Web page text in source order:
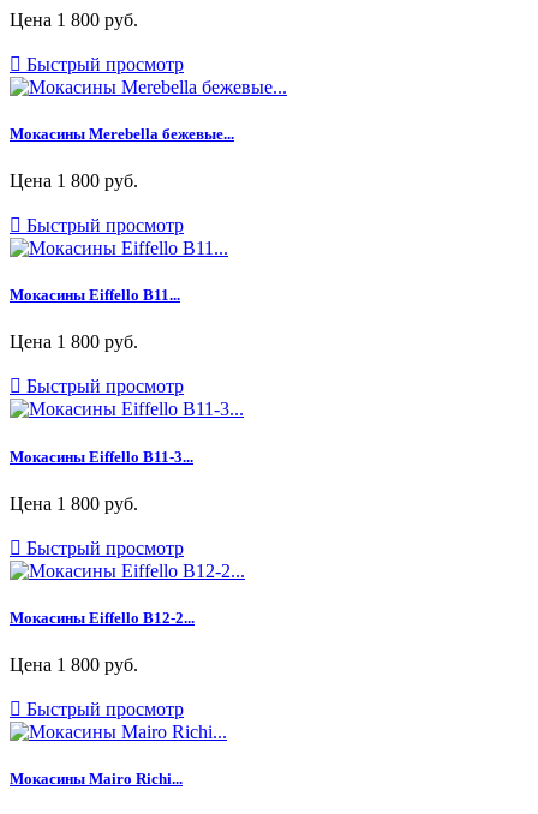
Цена 1 800 руб.
 Быстрый просмотр
Мокасины Merebella бежевые...
Цена 1 800 руб.
 Быстрый просмотр
Мокасины Eiffello B11...
Цена 1 800 руб.
 Быстрый просмотр
Мокасины Eiffello B11-3...
Цена 1 800 руб.
 Быстрый просмотр
Мокасины Eiffello B12-2...
Цена 1 800 руб.
 Быстрый просмотр
Мокасины Mairo Richi...